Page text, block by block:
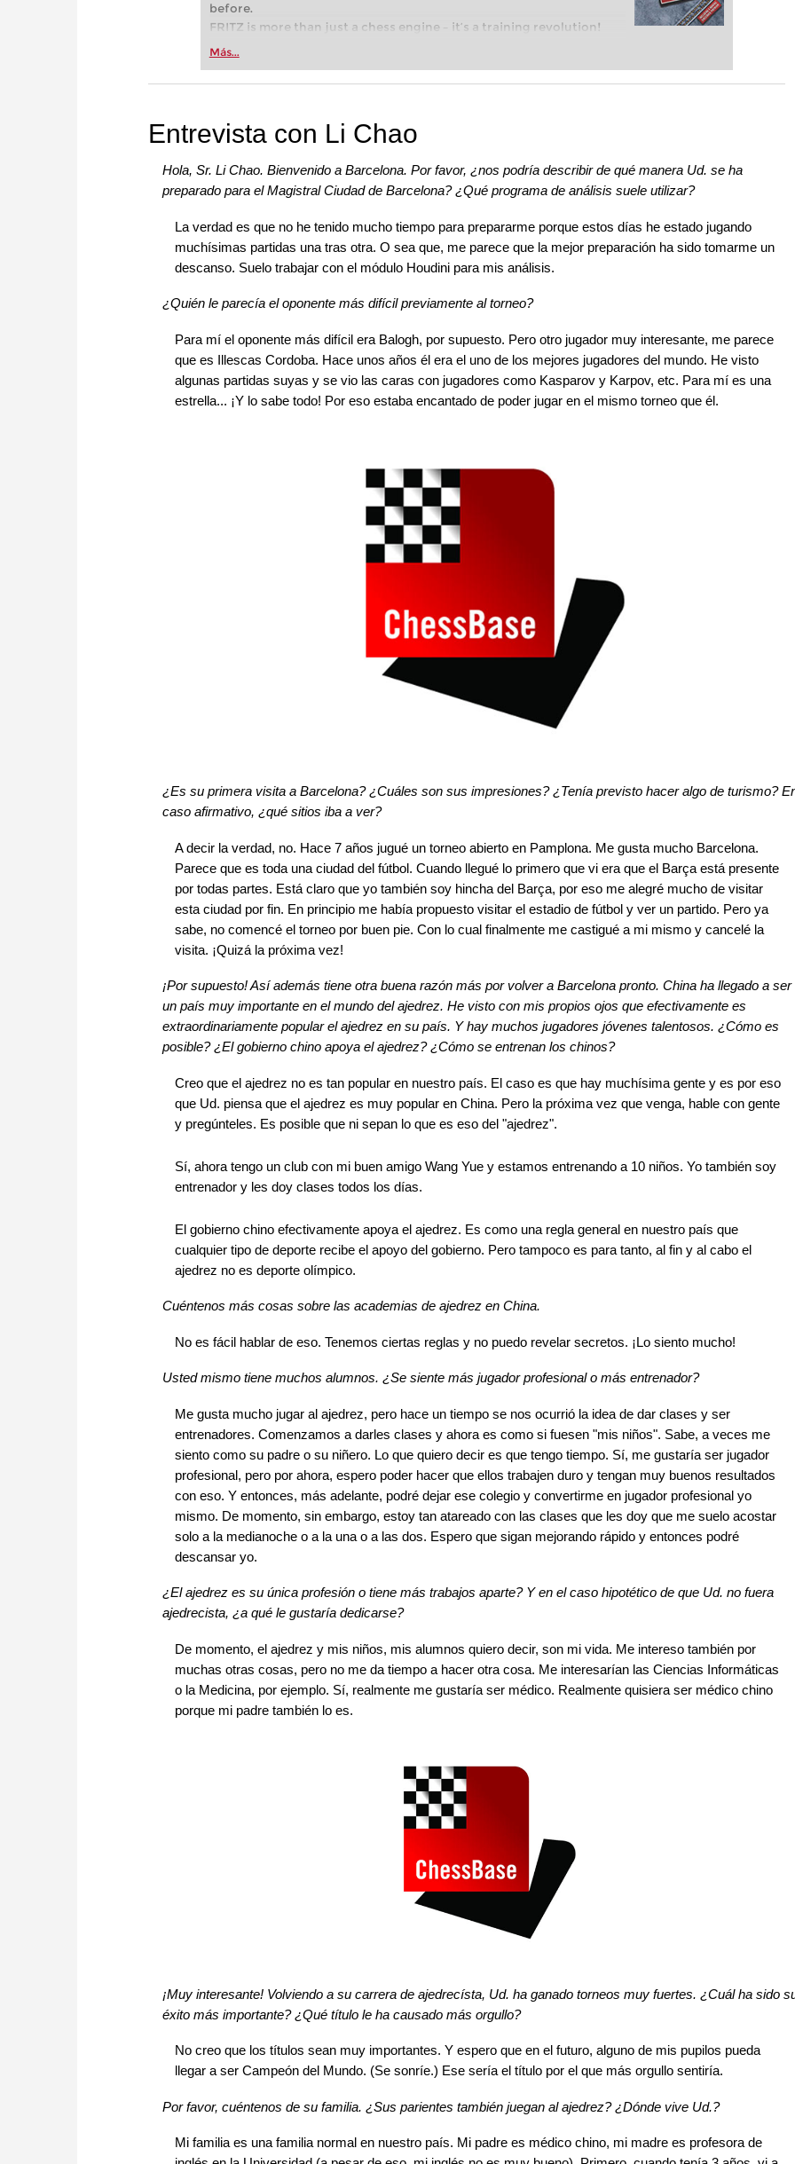
before.
FRITZ is more than just a chess engine – it’s a training revolution!
Whether you’re taking your first steps into the world of club chess,
more efficiently, intelligently and with a more personalised
Más...
Entrevista con Li Chao
Hola, Sr. Li Chao. Bienvenido a Barcelona. Por favor, ¿nos podría describir de qué manera Ud. se ha
preparado para el Magistral Ciudad de Barcelona? ¿Qué programa de análisis suele utilizar?
La verdad es que no he tenido mucho tiempo para prepararme porque estos días he estado jugando
muchísimas partidas una tras otra. O sea que, me parece que la mejor preparación ha sido tomarme un
descanso. Suelo trabajar con el módulo Houdini para mis análisis.
¿Quién le parecía el oponente más difícil previamente al torneo?
Para mí el oponente más difícil era Balogh, por supuesto. Pero otro jugador muy interesante, me parece
que es Illescas Cordoba. Hace unos años él era el uno de los mejores jugadores del mundo. He visto
algunas partidas suyas y se vio las caras con jugadores como Kasparov y Karpov, etc. Para mí es una
estrella... ¡Y lo sabe todo! Por eso estaba encantado de poder jugar en el mismo torneo que él.
¿Es su primera visita a Barcelona? ¿Cuáles son sus impresiones? ¿Tenía previsto hacer algo de turismo?
caso afirmativo, ¿qué sitios iba a ver?
A decir la verdad, no. Hace 7 años jugué un torneo abierto en Pamplona. Me gusta mucho Barcelona.
Parece que es toda una ciudad del fútbol. Cuando llegué lo primero que vi era que el Barça está presente
por todas partes. Está claro que yo también soy hincha del Barça, por eso me alegré mucho de visitar
esta ciudad por fin. En principio me había propuesto visitar el estadio de fútbol y ver un partido. Pero ya
sabe, no comencé el torneo por buen pie. Con lo cual finalmente me castigué a mi mismo y cancelé la
visita. ¡Quizá la próxima vez!
¡Por supuesto! Así además tiene otra buena razón más por volver a Barcelona pronto. China ha llegado a ser
un país muy importante en el mundo del ajedrez. He visto con mis propios ojos que efectivamente es
extraordinariamente popular el ajedrez en su país. Y hay muchos jugadores jóvenes talentosos. ¿Cómo es
posible? ¿El gobierno chino apoya el ajedrez? ¿Cómo se entrenan los chinos?
Creo que el ajedrez no es tan popular en nuestro país. El caso es que hay muchísima gente y es por eso
que Ud. piensa que el ajedrez es muy popular en China. Pero la próxima vez que venga, hable con gente
y pregúnteles. Es posible que ni sepan lo que es eso del "ajedrez".
Sí, ahora tengo un club con mi buen amigo Wang Yue y estamos entrenando a 10 niños. Yo también soy
entrenador y les doy clases todos los días.
El gobierno chino efectivamente apoya el ajedrez. Es como una regla general en nuestro país que
cualquier tipo de deporte recibe el apoyo del gobierno. Pero tampoco es para tanto, al fin y al cabo el
ajedrez no es deporte olímpico.
Cuéntenos más cosas sobre las academias de ajedrez en China.
No es fácil hablar de eso. Tenemos ciertas reglas y no puedo revelar secretos. ¡Lo siento mucho!
Usted mismo tiene muchos alumnos. ¿Se siente más jugador profesional o más entrenador?
Me gusta mucho jugar al ajedrez, pero hace un tiempo se nos ocurrió la idea de dar clases y ser
entrenadores. Comenzamos a darles clases y ahora es como si fuesen "mis niños". Sabe, a veces me
siento como su padre o su niñero. Lo que quiero decir es que tengo tiempo. Sí, me gustaría ser jugador
profesional, pero por ahora, espero poder hacer que ellos trabajen duro y tengan muy buenos resultados
con eso. Y entonces, más adelante, podré dejar ese colegio y convertirme en jugador profesional yo
mismo. De momento, sin embargo, estoy tan atareado con las clases que les doy que me suelo acostar
solo a la medianoche o a la una o a las dos. Espero que sigan mejorando rápido y entonces podré
descansar yo.
¿El ajedrez es su única profesión o tiene más trabajos aparte? Y en el caso hipotético de que Ud. no fuera
ajedrecista, ¿a qué le gustaría dedicarse?
De momento, el ajedrez y mis niños, mis alumnos quiero decir, son mi vida. Me intereso también por
muchas otras cosas, pero no me da tiempo a hacer otra cosa. Me interesarían las Ciencias Informáticas
o la Medicina, por ejemplo. Sí, realmente me gustaría ser médico. Realmente quisiera ser médico chino
porque mi padre también lo es.
¡Muy interesante! Volviendo a su carrera de ajedrecísta, Ud. ha ganado torneos muy fuertes. ¿Cuál ha sido
éxito más importante? ¿Qué título le ha causado más orgullo?
No creo que los títulos sean muy importantes. Y espero que en el futuro, alguno de mis pupilos pueda
llegar a ser Campeón del Mundo. (Se sonríe.) Ese sería el título por el que más orgullo sentiría.
Por favor, cuéntenos de su familia. ¿Sus parientes también juegan al ajedrez? ¿Dónde vive Ud.?
Mi familia es una familia normal en nuestro país. Mi padre es médico chino, mi madre es profesora de